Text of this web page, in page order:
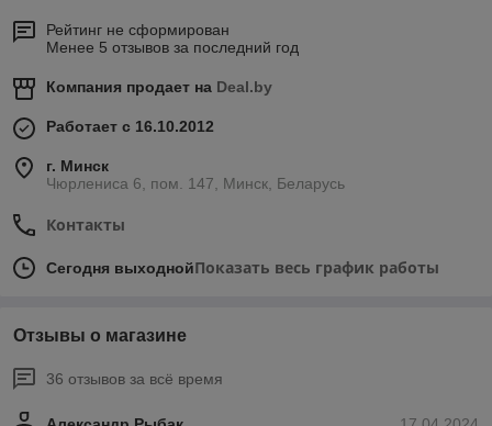
Рейтинг не сформирован
Менее 5 отзывов за последний год
Компания продает на Deal.by
Работает с 16.10.2012
г. Минск
Чюрлениса 6, пом. 147, Минск, Беларусь
Контакты
Сегодня выходнойПоказать весь график работы
Отзывы о магазине
36 отзывов за всё время